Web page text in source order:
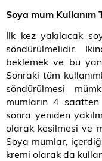
Soya mum Kullanım
İlk kez yakılacak
söndürülmelidir.
beklemek ve bu
Sonraki tüm
söndürülmesi
mumların 4
sonra yeniden
olarak kesilmesi ve
Soya mumlar,
kremi olarak da